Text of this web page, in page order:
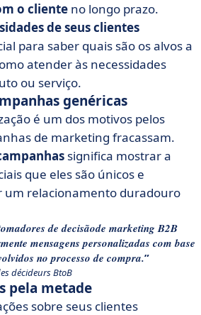
o cliente no longo prazo.
de seus clientes
para saber quais são os alvos a
atender às necessidades
ou serviço.
genéricas
é um dos motivos pelos
de marketing fracassam.
significa mostrar a
que eles são únicos e
um relacionamento duradouro
de decisãode marketing B2B
mensagens personalizadas com base
no processo de compra.
décideurs BtoB
pela metade
sobre seus clientes